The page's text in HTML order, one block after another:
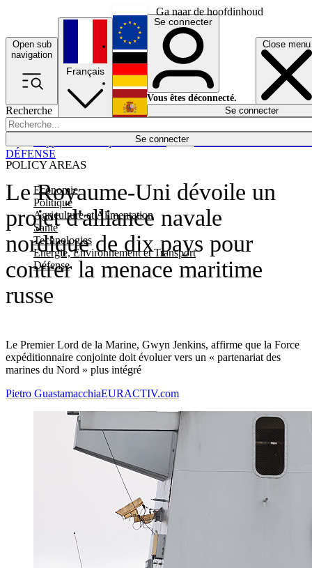
Ga naar de hoofdinhoud
Open sub
navigation
Close menu
Recherche
Se connecter
POLICY AREAS
Economie
Politique
Agriculture et Alimentation
Santé
Technologies
Energie, Environnement et Transport
Défense
Économie
Français
English
Deutsch
Español
Se connecter
Vous êtes déconnecté.
Se connecter
Le Royaume-Uni dévoile un
projet d'alliance navale
nordique de dix pays pour
contrer la menace maritime
russe
Le Premier Lord de la Marine, Gwyn Jenkins, affirme que la Force
expéditionnaire conjointe doit évoluer vers un « partenariat des
marines du Nord » plus intégré
DÉFENSE
Pietro GuastamacchiaEURACTIV.com